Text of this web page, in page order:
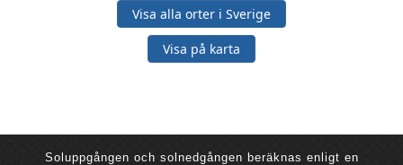
Visa alla orter i Sverige
Visa på karta
Soluppgången och solnedgången beräknas enligt en